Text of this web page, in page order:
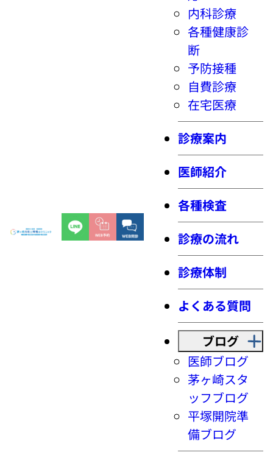
内科診療
各種健康診
断
予防接種
自費診療
在宅医療
診療案内
医師紹介
各種検査
診療の流れ
診療体制
よくある質問
ブログ
医師ブログ
茅ヶ崎スタ
ッフブログ
平塚開院準
備ブログ